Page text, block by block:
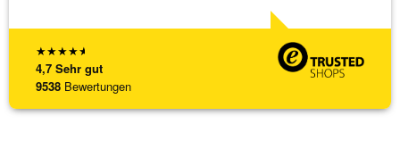
★★★★★
4,7 Sehr gut
9538 Bewertungen